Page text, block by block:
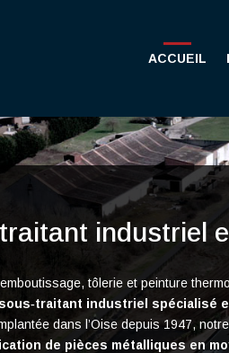
ACCUEIL
industriel
tôlerie et peinture
sous‑traitant industriel spécialisé
dans l’Oise depuis 1947,
de pièces métalliques en